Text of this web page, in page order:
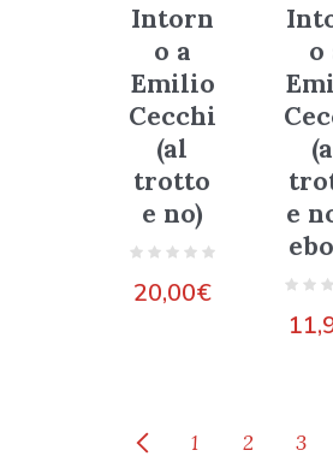
Intorn
o a
Emilio
Cecchi
(al
trotto
e no)
20,00€
o
e
1 2 3